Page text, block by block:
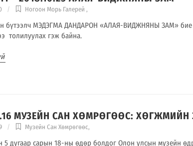
Ногоон Морь Галерей ,
бүтээлч МЭДЭГМА ДАНДАРОН «АЛАЯ-ВИДЖНЯНЫ ЗАМ» бие
толилуулах гэж байна.
МУЗЕЙН САН ХӨМРӨГӨӨС: ХӨГЖМИЙН
Музейн Сан Хөмрөгөөс,
5 дугаар сарын 18-ны өдөр болдог Олон улсын музейн